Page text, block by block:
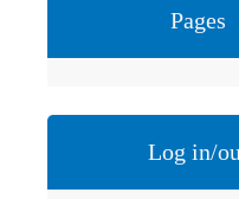
Pages
Log in/